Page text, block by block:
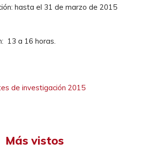
hasta el 31 de marzo de 2015
13 a 16 horas.
de investigación 2015
Más vistos